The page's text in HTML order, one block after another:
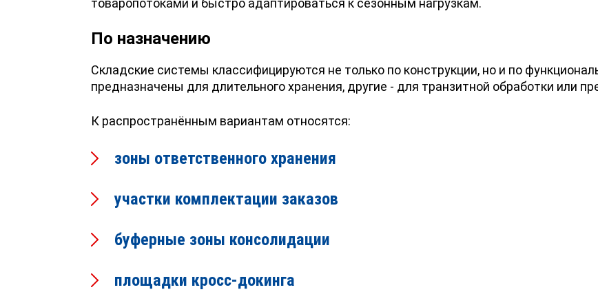
товаропотоками и быстро адаптироваться к сезонным нагрузкам.
По назначению
Складские системы классифицируются не только по конструкции, но и по
предназначены для длительного хранения, другие - для транзитной обработки или
К распространённым вариантам относятся:
зоны ответственного хранения
участки комплектации заказов
буферные зоны консолидации
площадки кросс-докинга